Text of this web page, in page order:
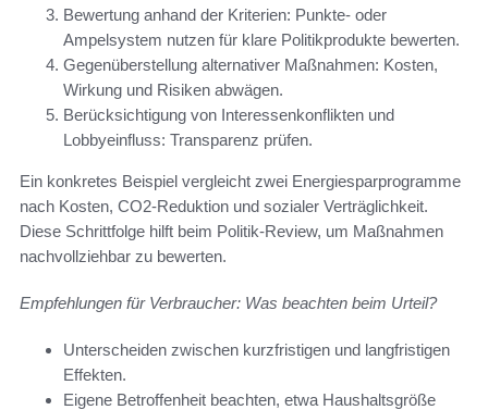
Bewertung anhand der Kriterien: Punkte- oder
Ampelsystem nutzen für klare Politikprodukte bewerten.
Gegenüberstellung alternativer Maßnahmen: Kosten,
Wirkung und Risiken abwägen.
Berücksichtigung von Interessenkonflikten und
Lobbyeinfluss: Transparenz prüfen.
Ein konkretes Beispiel vergleicht zwei Energiesparprogramme
nach Kosten, CO2-Reduktion und sozialer Verträglichkeit.
Diese Schrittfolge hilft beim Politik-Review, um Maßnahmen
nachvollziehbar zu bewerten.
Empfehlungen für Verbraucher: Was beachten beim Urteil?
Unterscheiden zwischen kurzfristigen und langfristigen
Effekten.
Eigene Betroffenheit beachten, etwa Haushaltsgröße